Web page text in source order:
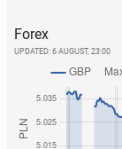
Forex
UPDATED: 6 AUGUST, 23:00